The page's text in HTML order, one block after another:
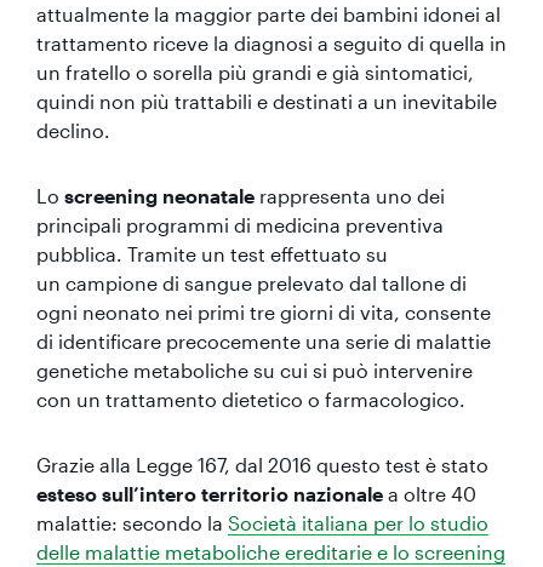
attualmente la maggior parte dei bambini idonei al
trattamento riceve la diagnosi a seguito di quella in
un fratello o sorella più grandi e già sintomatici,
quindi non più trattabili e destinati a un inevitabile
declino.
Lo screening neonatale rappresenta uno dei
principali programmi di medicina preventiva
pubblica. Tramite un test effettuato su
un campione di sangue prelevato dal tallone di
ogni neonato nei primi tre giorni di vita, consente
di identificare precocemente una serie di malattie
genetiche metaboliche su cui si può intervenire
con un trattamento dietetico o farmacologico.
Grazie alla Legge 167, dal 2016 questo test è stato
esteso sull’intero territorio nazionale a oltre 40
malattie: secondo la Società italiana per lo studio
delle malattie metaboliche ereditarie e lo screening